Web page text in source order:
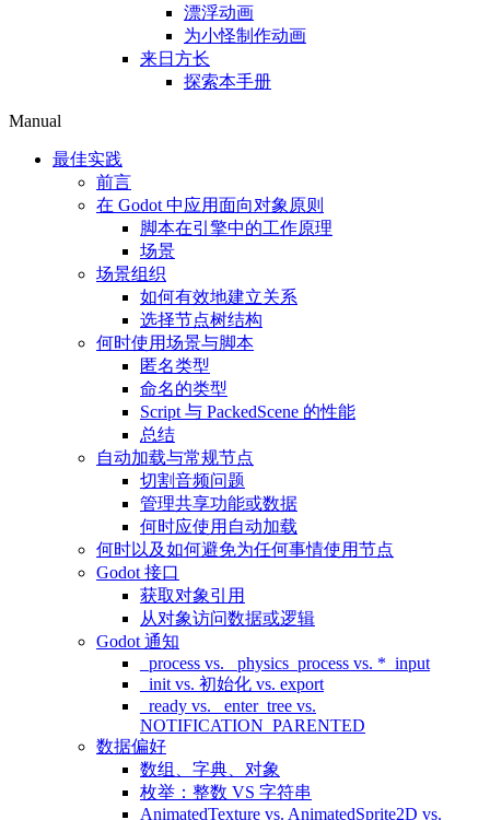
漂浮动画
为小怪制作动画
来日方长
探索本手册
Manual
最佳实践
前言
在 Godot 中应用面向对象原则
脚本在引擎中的工作原理
场景
场景组织
如何有效地建立关系
选择节点树结构
何时使用场景与脚本
匿名类型
命名的类型
Script 与 PackedScene 的性能
总结
自动加载与常规节点
切割音频问题
管理共享功能或数据
何时应使用自动加载
何时以及如何避免为任何事情使用节点
Godot 接口
获取对象引用
从对象访问数据或逻辑
Godot 通知
_process vs. _physics_process vs. *_input
_init vs. 初始化 vs. export
_ready vs. _enter_tree vs.
NOTIFICATION_PARENTED
数据偏好
数组、字典、对象
枚举：整数 VS 字符串
AnimatedTexture vs. AnimatedSprite2D vs.